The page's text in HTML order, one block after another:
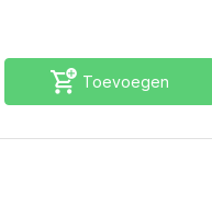
Toevoegen